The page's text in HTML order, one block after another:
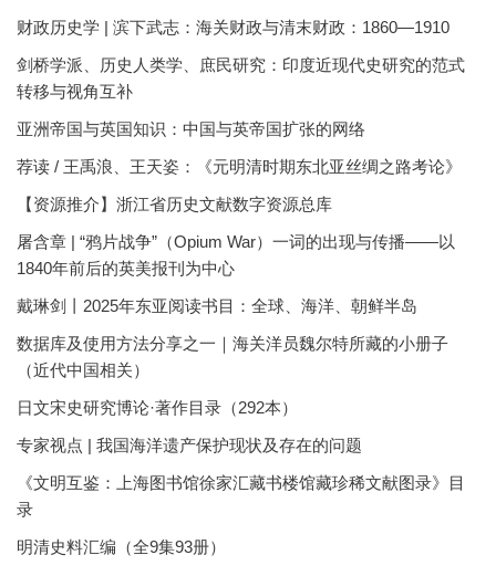
财政历史学 | 滨下武志：海关财政与清末财政：1860—1910
剑桥学派、历史人类学、庶民研究：印度近现代史研究的范式
转移与视角互补
亚洲帝国与英国知识：中国与英帝国扩张的网络
荐读 / 王禹浪、王天姿：《元明清时期东北亚丝绸之路考论》
【资源推介】浙江省历史文献数字资源总库
屠含章 | “鸦片战争”（Opium War）一词的出现与传播——以
1840年前后的英美报刊为中心
戴琳剑丨2025年东亚阅读书目：全球、海洋、朝鲜半岛
数据库及使用方法分享之一｜海关洋员魏尔特所藏的小册子
（近代中国相关）
日文宋史研究博论·著作目录（292本）
专家视点 | 我国海洋遗产保护现状及存在的问题
《文明互鉴：上海图书馆徐家汇藏书楼馆藏珍稀文献图录》目
录
明清史料汇编（全9集93册）